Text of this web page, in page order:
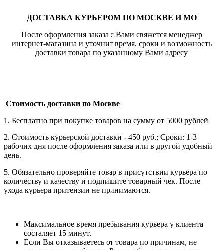
ДОСТАВКА КУРЬЕРОМ ПО МОСКВЕ И МО
После оформления заказа с Вами свяжется менеджер
интернет-магазина и уточнит время, сроки и возможность
доставки товара по указанному Вами адресу
Стоимость доставки по Москве
1. Бесплатно при покупке товаров на сумму от 5000 рублей
2. Стоимость курьерской доставки - 450 руб.; Сроки: 1-3
рабочих дня после оформления заказа или в другой удобный
день.
5. Обязательно проверяйте товар в присутствии курьера по
количеству и качеству и подпишите товарный чек. После
ухода курьера притензии не принимаются.
Максимальное время пребывания курьера у клиента
состаляет 15 минут.
Если Вы отказываетесь от товара по причинам, не